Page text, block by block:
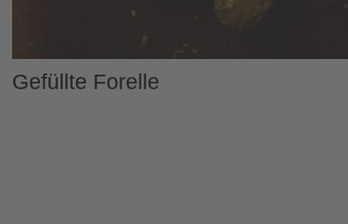
Gefüllte Forelle